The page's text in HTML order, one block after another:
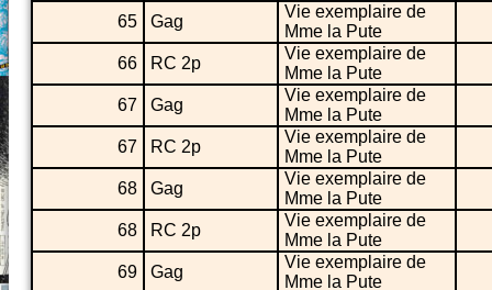
65
Gag
Vie exemplaire de
Mme la Pute
66
RC 2p
Vie exemplaire de
Mme la Pute
67
Gag
Vie exemplaire de
Mme la Pute
67
RC 2p
Vie exemplaire de
Mme la Pute
68
Gag
Vie exemplaire de
Mme la Pute
68
RC 2p
Vie exemplaire de
Mme la Pute
69
Gag
Vie exemplaire de
Mme la Pute